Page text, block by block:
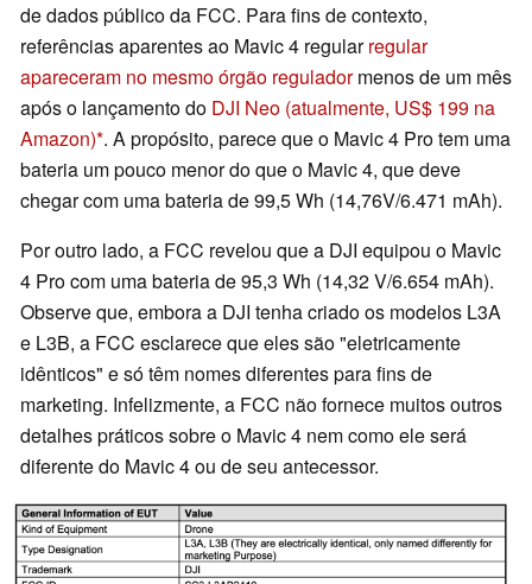
de dados público da FCC. Para fins de contexto,
referências aparentes ao Mavic 4 regularregular
apareceram no mesmo órgão reguladormenos de um mês
após o lançamento do DJI Neo (atualmente, US$ 199 na
Amazon) . A propósito, parece que o Mavic 4 Pro tem uma
bateria um pouco menor do que o Mavic 4, que deve
chegar com uma bateria de 99,5 Wh (14,76V/6.471 mAh).
Por outro lado, a FCC revelou que a DJI equipou o Mavic
4 Pro com uma bateria de 95,3 Wh (14,32 V/6.654 mAh).
Observe que, embora a DJI tenha criado os modelos L3A
e L3B, a FCC esclarece que eles são "eletricamente
idênticos" e só têm nomes diferentes para fins de
marketing. Infelizmente, a FCC não fornece muitos outros
detalhes práticos sobre o Mavic 4 nem como ele será
diferente do Mavic 4 ou de seu antecessor.